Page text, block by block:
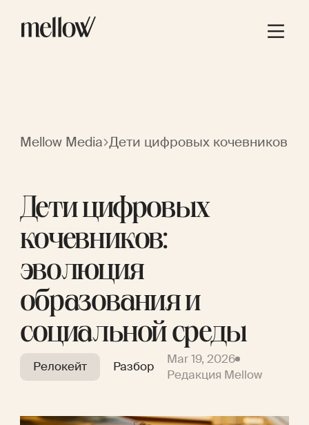
Mellow Media Дети цифровых кочевников
Дети цифровых
кочевников:
эволюция
образования и
социальной среды
Релокейт Разбор
Mar 19, 2026
Редакция Mellow